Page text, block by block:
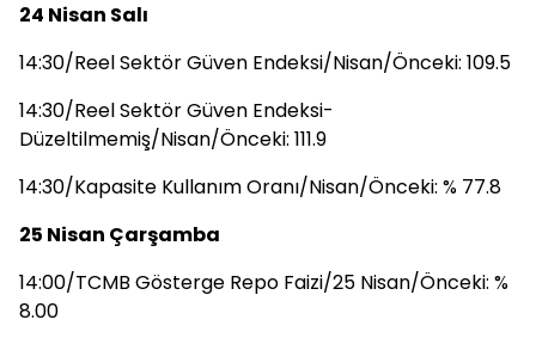
24 Nisan Salı
14:30/Reel Sektör Güven Endeksi/Nisan/Önceki: 109.5
14:30/Reel Sektör Güven Endeksi-
Düzeltilmemiş/Nisan/Önceki: 111.9
14:30/Kapasite Kullanım Oranı/Nisan/Önceki: % 77.8
25 Nisan Çarşamba
14:00/TCMB Gösterge Repo Faizi/25 Nisan/Önceki: %
8.00